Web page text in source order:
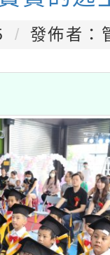
發佈者：